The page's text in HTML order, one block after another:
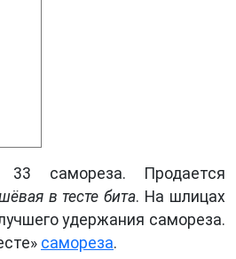
самореза. Продается
в тесте бита. На шлицах
удержания самореза.
самореза.